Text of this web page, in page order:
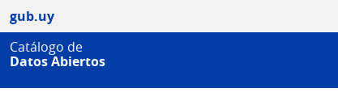
gub.uy
Catálogo de
Datos Abiertos